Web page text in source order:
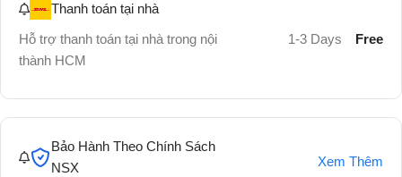
Thanh toán tại nhà
Hỗ trợ thanh toán tại nhà trong nội
thành HCM
1-3 Days Free
Bảo Hành Theo Chính Sách
NSX
Xem Thêm